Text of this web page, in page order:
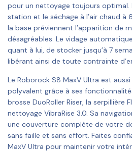
pour un nettoyage toujours optimal.
station et le séchage à l’air chaud à
la base préviennent l’apparition de
désagréables. Le vidage
quant à lui, de stocker jusqu’à 7
libérant ainsi de toute contrainte
Le Roborock S8 MaxV Ultra est
polyvalent grâce à ses
brosse DuoRoller Riser, la serpillière
nettoyage VibraRise 3.0. Sa
une couverture complète de votre
sans faille et sans effort. Faites
MaxV Ultra pour maintenir votre